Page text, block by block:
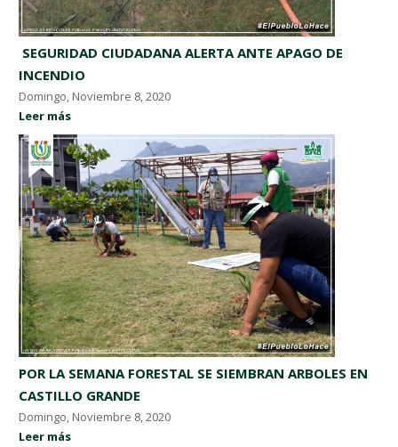
​ SEGURIDAD CIUDADANA ALERTA ANTE APAGO DE
INCENDIO ​
Domingo, Noviembre 8, 2020
Leer más
POR LA SEMANA FORESTAL SE SIEMBRAN ARBOLES EN
CASTILLO GRANDE
Domingo, Noviembre 8, 2020
Leer más